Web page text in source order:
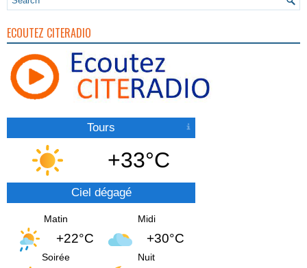
ECOUTEZ CITERADIO
Tours
+33°C
Ciel dégagé
Matin
+22°C
Midi
+30°C
Soirée Nuit